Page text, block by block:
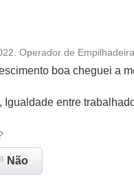
empresa
Operador de
boa cheguei a
Igualdade entre
Não